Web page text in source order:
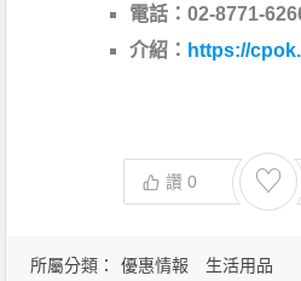
電話：02-8771-
介紹： https://
讚0 ♡
所屬分類： 優惠情報 生活用品